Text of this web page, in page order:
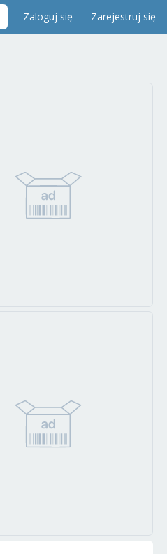
Zaloguj się Zarejestruj się